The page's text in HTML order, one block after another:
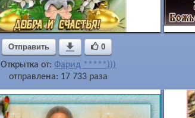
Отправить  0
Открытка от: Фарид *****)))
отправлена: 17 733 раза